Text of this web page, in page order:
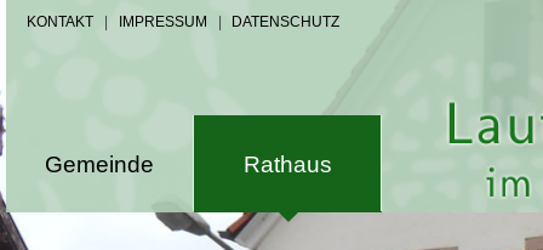
KONTAKT IMPRESSUM DATENSCHUTZ
Gemeinde Rathaus